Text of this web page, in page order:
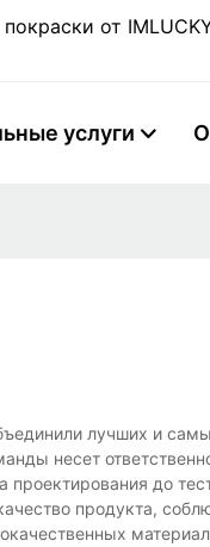
от
услуги О
лучших и
несет
до
продукта,